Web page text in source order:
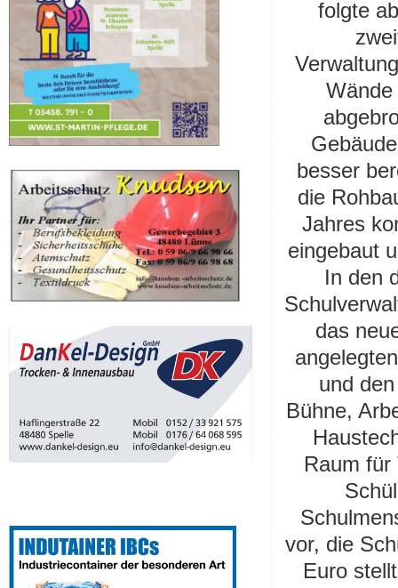
folgte
V
Wände
besser
die
Jahres
eingebaut
In den
das
und
Bühne,
Raum
vor, die
Euro stel